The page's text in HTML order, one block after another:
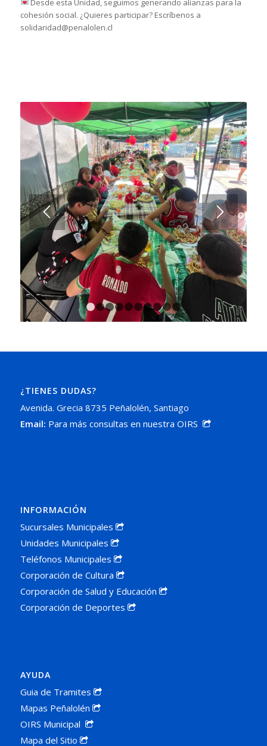
Desde esta Unidad, seguimos generando alianzas para la
cohesión social. ¿Quieres participar? Escríbenos a
solidaridad@penalolen.cl
1 2 3 4 5 8 9 10
¿TIENES DUDAS?
Avenida. Grecia 8735 Peñalolén, Santiago
Email: Para más consultas en nuestra OIRS
INFORMACIÓN
Sucursales Municipales
Unidades Municipales
Teléfonos Municipales
Corporación de Cultura
Corporación de Salud y Educación
Corporación de Deportes
AYUDA
Guia de Tramites
Mapas Peñalolén
OIRS Municipal
Mapa del Sitio